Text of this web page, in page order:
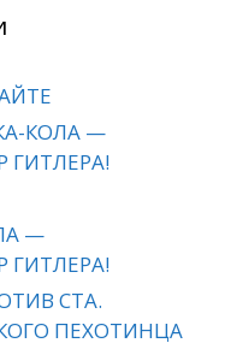
КОЛА —
—
СТА.
ПЕХОТИНЦА